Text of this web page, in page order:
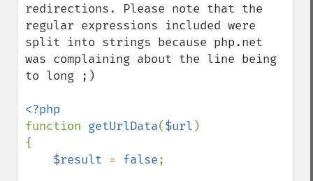
redirections. Please note that the
regular expressions included were
split into strings because php.net
was complaining about the line being
to long ;)
function getUrlData($url )
{
$result = false;